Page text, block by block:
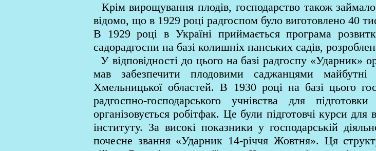
Крім вирощування плодів, господарство також
відомо, що в 1929 році радгоспом було виготовлено 40
В 1929 році в Україні приймається програма
садорадгоспи на базі колишніх панських садів,
У відповідності до цього на базі радгоспу «Ударник»
мав забезпечити плодовими саджанцями майбутні
Хмельницької областей. В 1930 році на базі цього
радгоспно-господарського учнівства для
організовується робітфак. Це були підготовчі курси
інституту. За високі показники у господарській
почесне звання «Ударник 14-річчя Жовтня». Ця